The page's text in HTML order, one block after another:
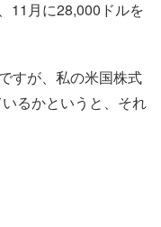
11月に28,000ドルを
すが、私の米国株式
るかというと、それ